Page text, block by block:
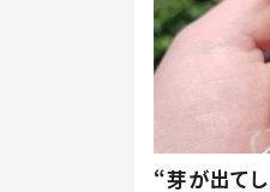
“芽が出て